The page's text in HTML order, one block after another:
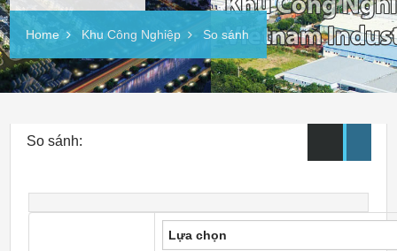
Home Khu Công Nghiệp So sánh
So sánh:
Lựa chọn